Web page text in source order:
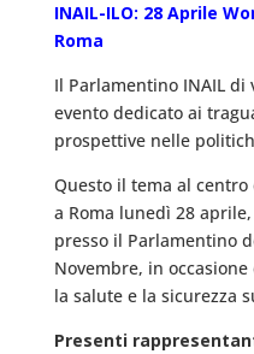
INAIL-ILO: 28 Aprile
Roma
Il Parlamentino INAIL di
evento dedicato ai
prospettive nelle
Questo il tema al
a Roma lunedì 28
presso il Parlamentino
Novembre, in
la salute e la sicurezza
Presenti